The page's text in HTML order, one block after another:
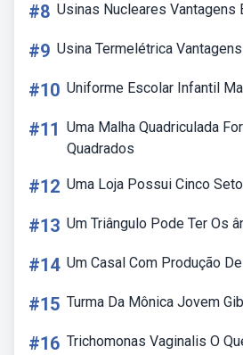
#8 Usinas Nucleares Vantagens
#9 Usina Termelétrica
#10 Uniforme Escolar Infantil
#11 Uma Malha Quadriculada
Quadrados
#12 Uma Loja Possui Cinco
#13 Um Triângulo Pode Ter Os
#14 Um Casal Com Produção
#15 Turma Da Mônica Jovem
#16 Trichomonas Vaginalis O